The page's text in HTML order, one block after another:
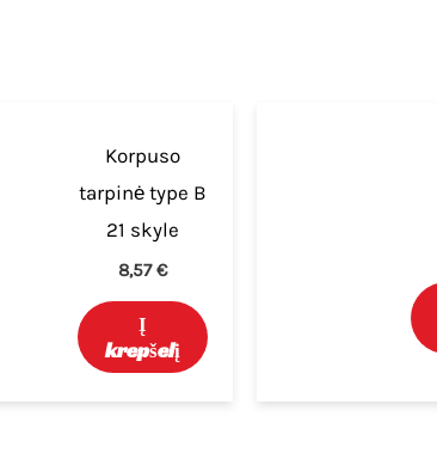
Korpuso
tarpinė type B
21 skyle
8,57€
Į
krepšelį